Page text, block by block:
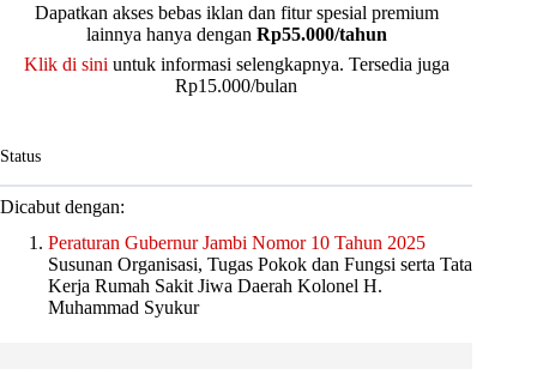
Dapatkan akses bebas iklan dan fitur spesial premium
lainnya hanya dengan Rp55.000/tahun
Klik di sini untuk informasi selengkapnya. Tersedia juga
Rp15.000/bulan
Status
Dicabut dengan:
Peraturan Gubernur Jambi Nomor 10 Tahun 2025
Susunan Organisasi, Tugas Pokok dan Fungsi serta Tata
Kerja Rumah Sakit Jiwa Daerah Kolonel H.
Muhammad Syukur